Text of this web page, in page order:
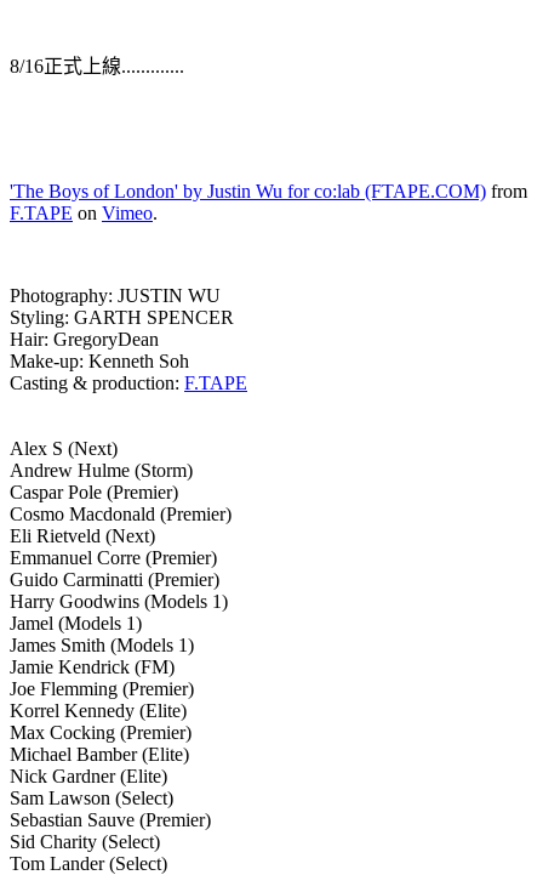
8/16正式上線.............
'The Boys of London' by Justin Wu for co:lab (FTAPE.COM) from
F.TAPE on Vimeo.
Photography: JUSTIN WU
Styling: GARTH SPENCER
Hair: GregoryDean
Make-up: Kenneth Soh
Casting & production: F.TAPE
Alex S (Next)
Andrew Hulme (Storm)
Caspar Pole (Premier)
Cosmo Macdonald (Premier)
Eli Rietveld (Next)
Emmanuel Corre (Premier)
Guido Carminatti (Premier)
Harry Goodwins (Models 1)
Jamel (Models 1)
James Smith (Models 1)
Jamie Kendrick (FM)
Joe Flemming (Premier)
Korrel Kennedy (Elite)
Max Cocking (Premier)
Michael Bamber (Elite)
Nick Gardner (Elite)
Sam Lawson (Select)
Sebastian Sauve (Premier)
Sid Charity (Select)
Tom Lander (Select)